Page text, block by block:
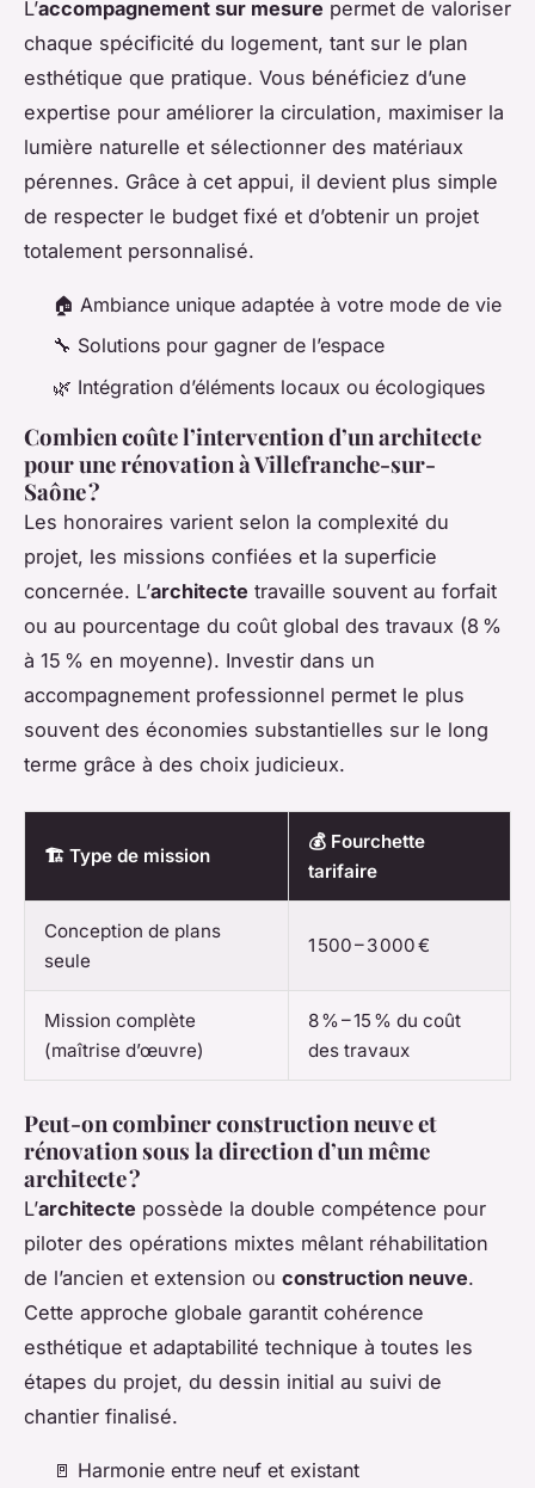
L’accompagnement sur mesure permet de valoriser
chaque spécificité du logement, tant sur le plan
esthétique que pratique. Vous bénéficiez d’une
expertise pour améliorer la circulation, maximiser la
lumière naturelle et sélectionner des matériaux
pérennes. Grâce à cet appui, il devient plus simple
de respecter le budget fixé et d’obtenir un projet
totalement personnalisé.
🏠 Ambiance unique adaptée à votre mode de vie
🔧 Solutions pour gagner de l’espace
🌿 Intégration d’éléments locaux ou écologiques
Combien coûte l’intervention d’un architecte
pour une rénovation à Villefranche-sur-
Saône ?
Les honoraires varient selon la complexité du
projet, les missions confiées et la superficie
concernée. L’architecte travaille souvent au forfait
ou au pourcentage du coût global des travaux (8 %
à 15 % en moyenne). Investir dans un
accompagnement professionnel permet le plus
souvent des économies substantielles sur le long
terme grâce à des choix judicieux.
🏗️ Type de mission
💰 Fourchette
tarifaire
Conception de plans
seule
1 500 – 3 000 €
Mission complète
(maîtrise d’œuvre)
8 % – 15 % du coût
des travaux
Peut-on combiner construction neuve et
rénovation sous la direction d’un même
architecte ?
L’architecte possède la double compétence pour
piloter des opérations mixtes mêlant réhabilitation
de l’ancien et extension ou construction neuve.
Cette approche globale garantit cohérence
esthétique et adaptabilité technique à toutes les
étapes du projet, du dessin initial au suivi de
chantier finalisé.
🚪 Harmonie entre neuf et existant